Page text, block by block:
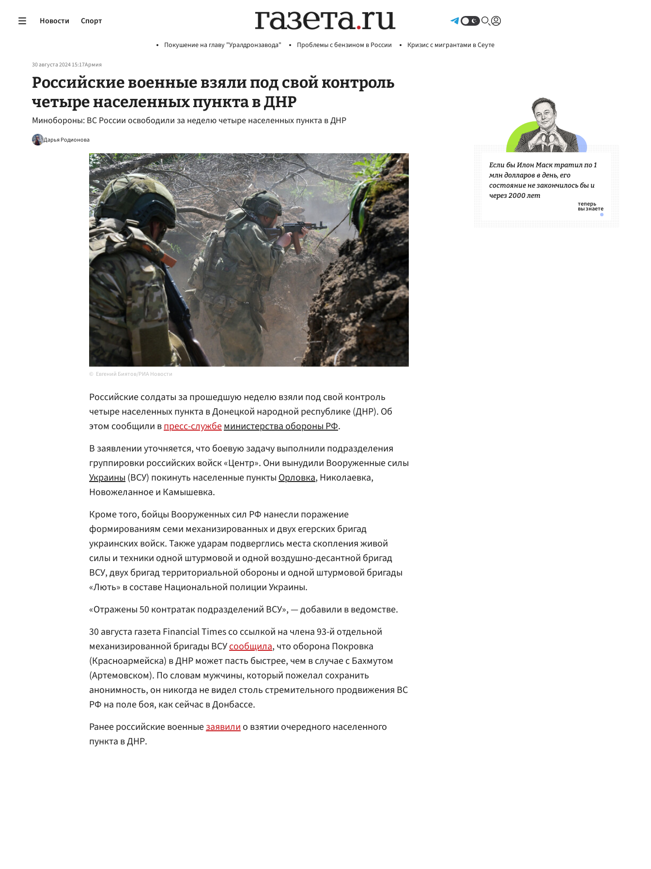
Новости Спорт
Покушение на главу "Уралдронзавода" Проблемы с бензином в России Кризис с мигрантами в Сеуте
30 августа 2024 15:17Армия
Российские военные взяли под свой контроль
четыре населенных пункта в ДНР
Минобороны: ВС России освободили за неделю четыре населенных пункта в ДНР
Дарья Родионова
Евгений Биятов/РИА Новости
Российские солдаты за прошедшую неделю взяли под свой контроль
четыре населенных пункта в Донецкой народной республике (ДНР). Об
этом сообщили впресс-службеминистерства обороныРФ.
В заявлении уточняется, что боевую задачу выполнили подразделения
группировки российских войск «Центр». Они вынудили Вооруженные силы
Украины(ВСУ) покинуть населенные пунктыОрловка, Николаевка,
Новожеланное и Камышевка.
Кроме того, бойцы Вооруженных сил РФ нанесли поражение
формированиям семи механизированных и двух егерских бригад
украинских войск. Также ударам подверглись места скопления живой
силы и техники одной штурмовой и одной воздушно-десантной бригад
ВСУ, двух бригад территориальной обороны и одной штурмовой бригады
«Лють» в составе Национальной полиции Украины.
«Отражены 50 контратак подразделений ВСУ», — добавили в ведомстве.
30 августа газета Financial Times со ссылкой на члена 93-й отдельной
механизированной бригады ВСУсообщила, что оборона Покровка
(Красноармейска) в ДНР может пасть быстрее, чем в случае с Бахмутом
(Артемовском). По словам мужчины, который пожелал сохранить
анонимность, он никогда не видел столь стремительного продвижения ВС
РФ на поле боя, как сейчас в Донбассе.
Ранее российские военныезаявилио взятии очередного населенного
пункта в ДНР.
Если бы Илон Маск тратил по 1
млн долларов в день, его
состояние не закончилось бы и
через 2000 лет